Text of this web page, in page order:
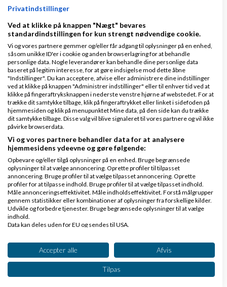
Hvordan fjerner jeg en bruger der irriterer mig?
Hvordan skriver man et godt blogindlæg?
Indlæs flere artikler +
5 Nyeste Spørgsmål
Hvorfor hedder Amino virksomhedsbørs nu Saxis?
Hvordan sikrer jeg mig som byder at jeg får det jeg har bestilt?
Hvordan bliver jeg Amino Plus medlem?
Hvordan opsiger jeg Amino Plus?
Privatindstillinger
Ved at klikke på knappen "Nægt" bevares
standardindstillingen for kun strengt nødvendige cookie.
Vi og vores partnere gemmer og/eller får adgang til oplysninger på en enhed,
såsom unikke ID'er i cookie og anden browserlagring for at behandle
personlige data. Nogle leverandører kan behandle dine personlige data
baseret på legitim interesse, for at gøre indsigelse mod dette åbne
"Indstillinger". Du kan acceptere, afvise eller administrere dine indstillinger
ved at klikke på knappen "Administrer indstillinger" eller til enhver tid ved at
klikke på fingeraftryksknappen i nederste venstre hjørne af webstedet. For at
trække dit samtykke tilbage, klik på fingeraftrykket eller linket i sidefoden på
hjemmesiden og klik på menupunktet Mine data, på den side kan du trække
dit samtykke tilbage. Disse valg vil blive signaleret til vores partnere og vil ikke
påvirke browserdata.
Vi og vores partnere behandler data for at analysere
hjemmesidens ydeevne og gøre følgende:
Opbevare og/eller tilgå oplysninger på en enhed. Bruge begrænsede
oplysninger til at vælge annoncering. Oprette profiler til tilpasset
annoncering. Bruge profiler til at vælge tilpasset annoncering. Oprette
profiler for at tilpasse indhold. Bruge profiler til at vælge tilpasset indhold.
Måle annonceringseffektivitet. Måle indholdseffektivitet. Forstå målgrupper
gennem statistikker eller kombinationer af oplysninger fra forskellige kilder.
Udvikle og forbedre tjenester. Bruge begrænsede oplysninger til at vælge
indhold.
Data kan deles uden for EU og sendes til USA.
Se partnerliste (2 IAB-leverandører)
Vi bruger dine data til følgende formål:
IAB's behandlingsformål:
Accepter alle Afvis
Tilpas